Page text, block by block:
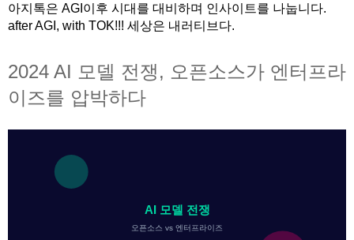
아지톡은 AGI이후 시대를 대비하며 인사이트를 나눕니다.
after AGI, with TOK!!! 세상은 내러티브다.
2024 AI 모델 전쟁, 오픈소스가 엔터프라
이즈를 압박하다
AI 모델 전쟁
오픈소스 vs 엔터프라이즈